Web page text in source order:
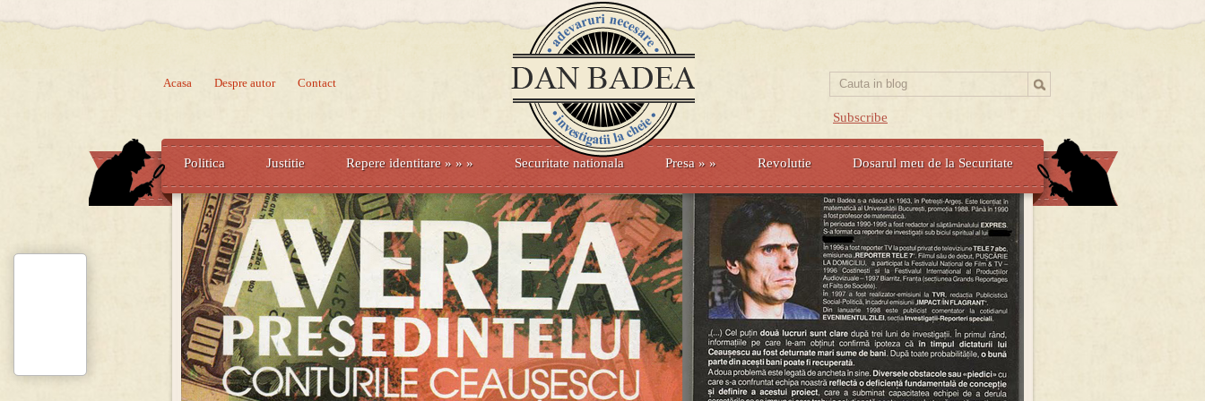
Subscribe
Acasa Despre autor Contact
Politica Justitie Repere identitare » » » Securitate nationala Presa » » Revolutie Dosarul meu de la Securitate